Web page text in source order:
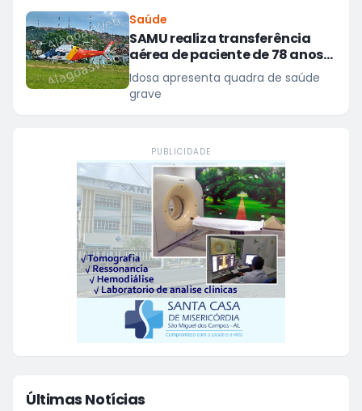
Saúde
SAMU realiza transferência
aérea de paciente de 78 anos
de São Miguel dos Campos
para hospital em Maceió
Idosa apresenta quadra de saúde
grave
PUBLICIDADE
Últimas Notícias